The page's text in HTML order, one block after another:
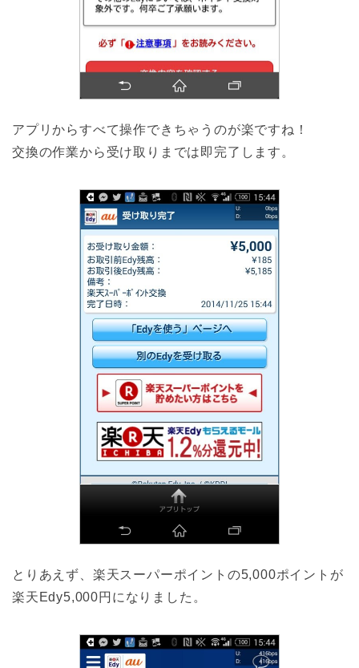
アプリからすべて操作できちゃうのが楽ですね！
交換の作業から受け取りまでは即完了します。
とりあえず、楽天スーパーポイントの5,000ポイントが
楽天Edy5,000円になりました。